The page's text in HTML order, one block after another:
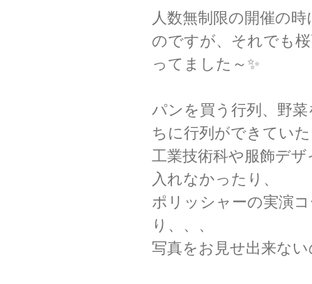
人数無制限の開催の
のですが、それでも
ってました～✨
パンを買う行列、野
ちに行列ができてい
工業技術科や服飾デ
入れなかったり、
ポリッシャーの実演
り、、、
写真をお見せ出来な